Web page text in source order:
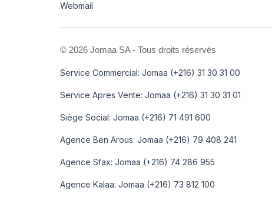
Webmail
© 2026 Jomaa SA - Tous droits réservés
Service Commercial: Jomaa (+216) 31 30 31 00
Service Apres Vente: Jomaa (+216) 31 30 31 01
Siège Social: Jomaa (+216) 71 491 600
Agence Ben Arous: Jomaa (+216) 79 408 241
Agence Sfax: Jomaa (+216) 74 286 955
Agence Kalaa: Jomaa (+216) 73 812 100